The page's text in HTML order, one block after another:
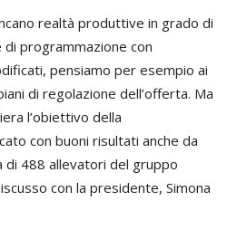
realtà produttive in grado di
programmazione con
pensiamo per esempio ai
di regolazione dell’offerta. Ma
l’obiettivo della
con buoni risultati anche da
di 488 allevatori del gruppo
con la presidente, Simona